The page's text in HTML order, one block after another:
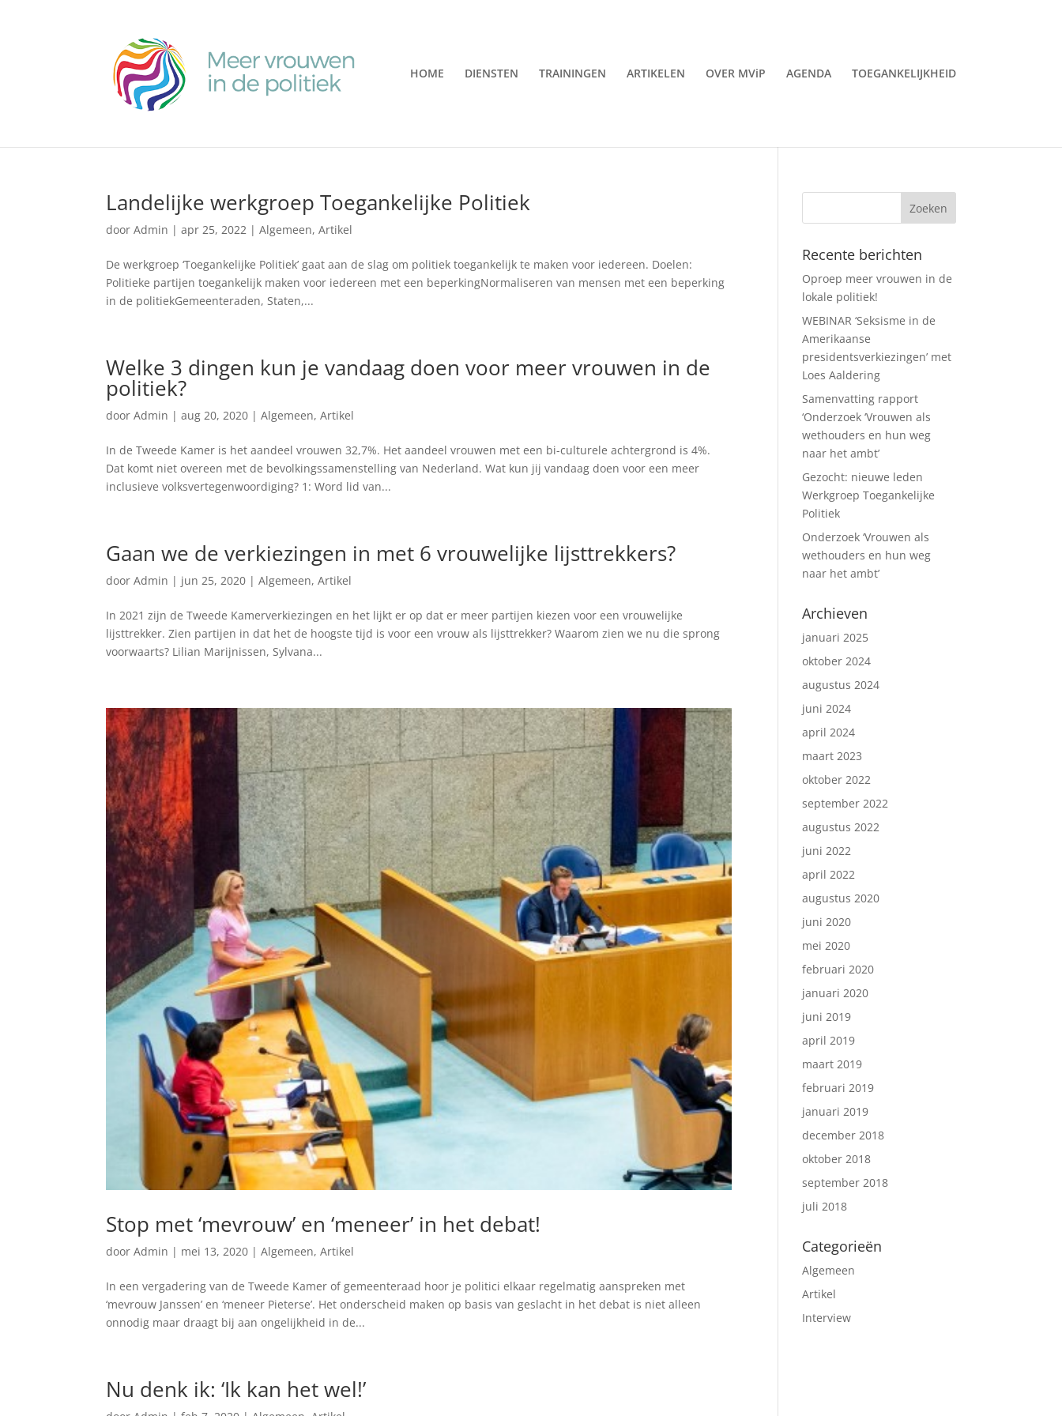
HOME DIENSTEN TRAININGEN ARTIKELEN OVER MViP AGENDA TOEGANKELIJKHEID
Landelijke werkgroep Toegankelijke Politiek
doorAdmin |apr 25, 2022 |Algemeen,Artikel
De werkgroep ‘Toegankelijke Politiek’ gaat aan de slag om politiek toegankelijk te maken voor iedereen. Doelen:
Politieke partijen toegankelijk maken voor iedereen met een beperkingNormaliseren van mensen met een beperking
in de politiekGemeenteraden, Staten,...
Welke 3 dingen kun je vandaag doen voor meer vrouwen in de
politiek?
doorAdmin |aug 20, 2020 |Algemeen,Artikel
In de Tweede Kamer is het aandeel vrouwen 32,7%. Het aandeel vrouwen met een bi-culturele achtergrond is 4%.
Dat komt niet overeen met de bevolkingssamenstelling van Nederland. Wat kun jij vandaag doen voor een meer
inclusieve volksvertegenwoordiging? 1: Word lid van...
Gaan we de verkiezingen in met 6 vrouwelijke lijsttrekkers?
doorAdmin | jun 25, 2020 |Algemeen,Artikel
In 2021 zijn de Tweede Kamerverkiezingen en het lijkt er op dat er meer partijen kiezen voor een vrouwelijke
lijsttrekker. Zien partijen in dat het de hoogste tijd is voor een vrouw als lijsttrekker? Waarom zien we nu die sprong
voorwaarts? Lilian Marijnissen, Sylvana...
Stop met ‘mevrouw’ en ‘meneer’ in het debat!
doorAdmin | mei 13, 2020 |Algemeen,Artikel
In een vergadering van de Tweede Kamer of gemeenteraad hoor je politici elkaar regelmatig aanspreken met
‘mevrouw Janssen’ en ‘meneer Pieterse’. Het onderscheid maken op basis van geslacht in het debat is niet alleen
onnodig maar draagt bij aan ongelijkheid in de...
Nu denk ik: ‘Ik kan het wel!’
Recente berichten
Oproep meer vrouwen in de
lokale politiek!
WEBINAR ‘Seksisme in de
Amerikaanse
presidentsverkiezingen’ met
Loes Aaldering
Samenvatting rapport
‘Onderzoek ‘Vrouwen als
wethouders en hun weg
naar het ambt’
Gezocht: nieuwe leden
Werkgroep Toegankelijke
Politiek
Onderzoek ‘Vrouwen als
wethouders en hun weg
naar het ambt’
Archieven
januari 2025
oktober 2024
augustus 2024
juni 2024
april 2024
maart 2023
oktober 2022
september 2022
augustus 2022
juni 2022
april 2022
augustus 2020
juni 2020
mei 2020
februari 2020
januari 2020
juni 2019
april 2019
maart 2019
februari 2019
januari 2019
december 2018
oktober 2018
september 2018
juli 2018
Categorieën
Algemeen
Artikel
Interview